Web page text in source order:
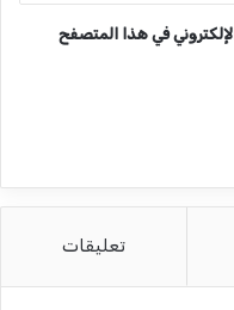
في هذا المتصفح
تعليقات